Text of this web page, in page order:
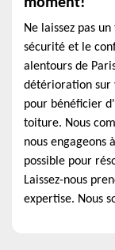
moment!
Ne laissez pas
sécurité et le
alentours de
détérioration sur
pour bénéficier
toiture. Nous
nous engageons
possible pour
Laissez-nous
expertise. Nous